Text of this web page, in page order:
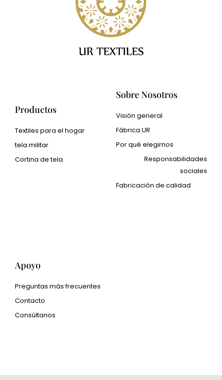
Productos
Textiles para el hogar
tela militar
Cortina de tela
Sobre Nosotros
Visión general
Fábrica UR
Por qué elegirnos
Responsabilidades
sociales
Fabricación de calidad
Apoyo
Preguntas más frecuentes
Contacto
Consúltanos